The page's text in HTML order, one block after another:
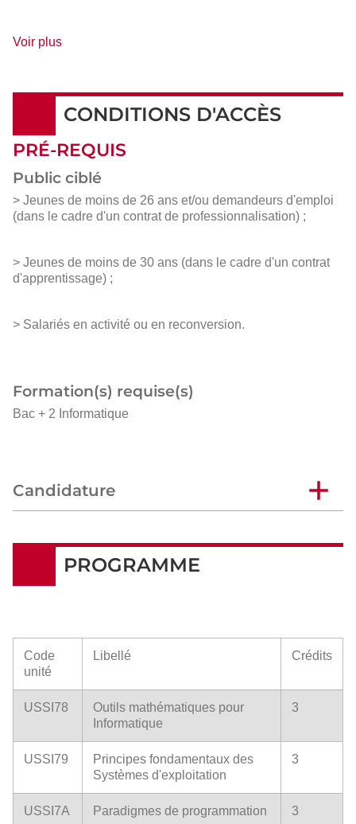
Voir plusde
CONDITIONS D'ACCÈS
PRÉ-REQUIS
Public ciblé
> Jeunes de moins de 26 ans et/ou demandeurs d'emploi
(dans le cadre d'un contrat de professionnalisation) ;
> Jeunes de moins de 30 ans (dans le cadre d'un contrat
d'apprentissage) ;
> Salariés en activité ou en reconversion.
Formation(s) requise(s)
Bac + 2 Informatique
Candidature
PROGRAMME
Code
unité
Libellé Crédits
USSI78
Outils mathématiques pour
Informatique
3
USSI79
Principes fondamentaux des
Systèmes d'exploitation
3
USSI7A Paradigmes de programmation 3